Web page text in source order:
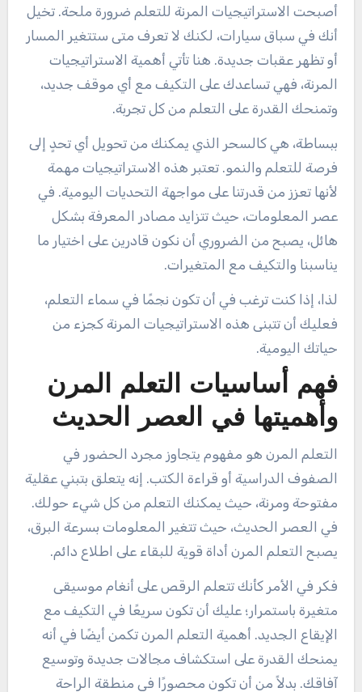
أصبحت الاستراتيجيات المرنة للتعلم ضرورة ملحة. تخيل
أنك في سباق سيارات، لكنك لا تعرف متى ستتغير المسار
أو تظهر عقبات جديدة. هنا تأتي أهمية الاستراتيجيات
المرنة، فهي تساعدك على التكيف مع أي موقف جديد،
وتمنحك القدرة على التعلم من كل تجربة.
ببساطة، هي كالسحر الذي يمكنك من تحويل أي تحدٍ إلى
فرصة للتعلم والنمو. تعتبر هذه الاستراتيجيات مهمة
لأنها تعزز من قدرتنا على مواجهة التحديات اليومية. في
عصر المعلومات، حيث تتزايد مصادر المعرفة بشكل
هائل، يصبح من الضروري أن نكون قادرين على اختيار ما
يناسبنا والتكيف مع المتغيرات.
لذا، إذا كنت ترغب في أن تكون نجمًا في سماء التعلم،
فعليك أن تتبنى هذه الاستراتيجيات المرنة كجزء من
حياتك اليومية.
فهم أساسيات التعلم المرن
وأهميتها في العصر الحديث
التعلم المرن هو مفهوم يتجاوز مجرد الحضور في
الصفوف الدراسية أو قراءة الكتب. إنه يتعلق بتبني عقلية
مفتوحة ومرنة، حيث يمكنك التعلم من كل شيء حولك.
في العصر الحديث، حيث تتغير المعلومات بسرعة البرق،
يصبح التعلم المرن أداة قوية للبقاء على اطلاع دائم.
فكر في الأمر كأنك تتعلم الرقص على أنغام موسيقى
متغيرة باستمرار؛ عليك أن تكون سريعًا في التكيف مع
الإيقاع الجديد. أهمية التعلم المرن تكمن أيضًا في أنه
يمنحك القدرة على استكشاف مجالات جديدة وتوسيع
آفاقك. بدلاً من أن تكون محصورًا في منطقة الراحة